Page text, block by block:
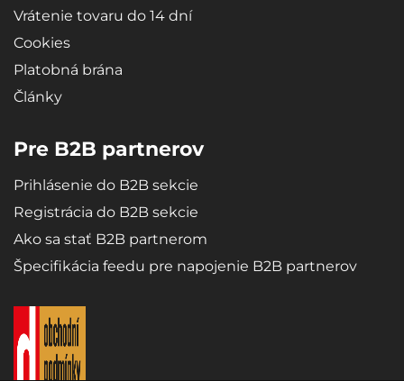
Vrátenie tovaru do 14 dní
Cookies
Platobná brána
Články
Pre B2B partnerov
Prihlásenie do B2B sekcie
Registrácia do B2B sekcie
Ako sa stať B2B partnerom
Špecifikácia feedu pre napojenie B2B partnerov